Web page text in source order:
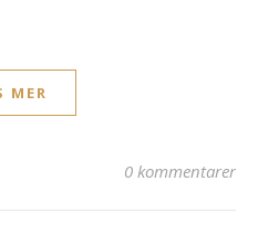
MER
0 kommentarer